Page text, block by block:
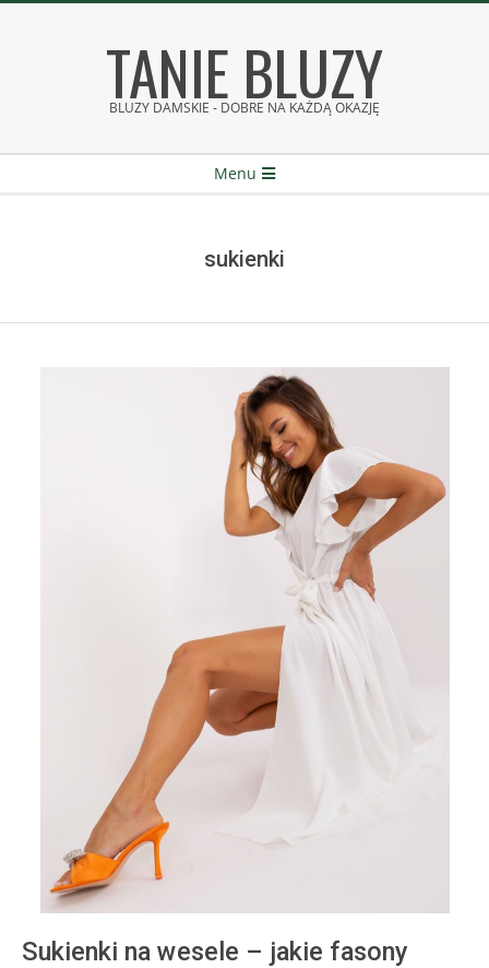
TANIE BLUZY
BLUZY DAMSKIE - DOBRE NA KAŻDĄ OKAZJĘ
Menu
sukienki
Sukienki na wesele – jakie fasony